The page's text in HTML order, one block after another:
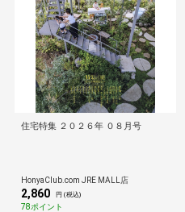
住宅特集 ２０２６年 ０８月号
HonyaClub.com JRE MALL店
2,860 円 (税込)
78ポイント